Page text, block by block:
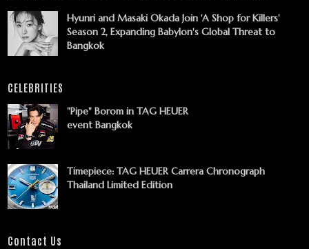
Hyunri and Masaki Okada Join 'A Shop for Killers'
Season 2, Expanding Babylon's Global Threat to
Bangkok
CELEBRITIES
"Pipe" Borom in TAG HEUER
event Bangkok
Timepiece: TAG HEUER Carrera Chronograph
Thailand Limited Edition
Contact Us